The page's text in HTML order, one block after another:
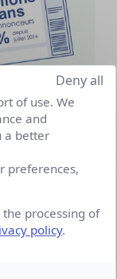
of use. We
and
a better
preferences,
processing of
policy.
Deny all